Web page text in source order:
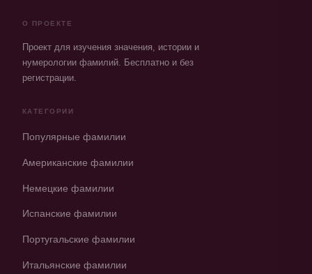
О ПРОЕКТЕ
Проект для изучения значения, истории и
нумерологии фамилий. Бесплатно и без
регистрации.
КАТЕГОРИИ
Популярные фамилии
Американские фамилии
Немецкие фамилии
Испанские фамилии
Португальские фамилии
Итальянские фамилии